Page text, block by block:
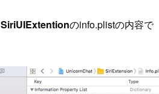
SiriUIExtentionのinfo.plistの内容で